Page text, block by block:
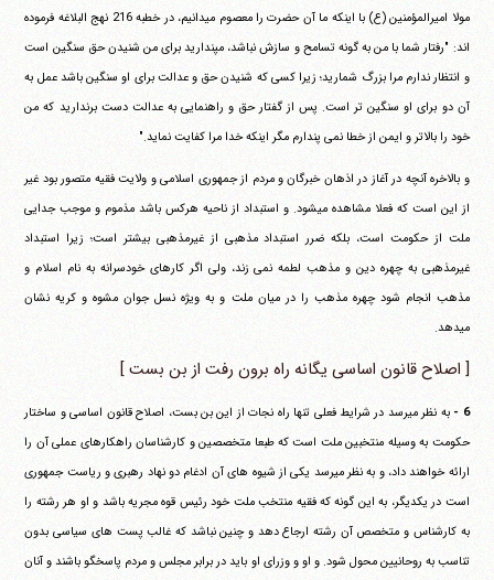
مولا امیرالمؤمنین (ع) با اینکه ما آن حضرت را معصوم می‎دانیم، در خطبه 216 نهج البلاغه فرموده
اند: "رفتار شما با من به گونه تسامح و سازش نباشد، مپندارید برای من شنیدن حق سنگین است
و انتظار ندارم مرا بزرگ شمارید؛ زیرا کسی که شنیدن حق و عدالت برای او سنگین باشد عمل به
آن دو برای او سنگین تر است. پس از گفتار حق و راهنمایی به عدالت دست برندارید که من
خود را بالاتر و ایمن از خطا نمی پندارم مگر اینکه خدا مرا کفایت نماید."
و بالاخره آنچه در آغاز در اذهان خبرگان و مردم از جمهوری اسلامی و ولایت فقیه متصور بود غیر
از این است که فعلا مشاهده می‎شود. و استبداد از ناحیه هرکس باشد مذموم و موجب جدایی
ملت از حکومت است، بلکه ضرر استبداد مذهبی از غیرمذهبی بیشتر است؛ زیرا استبداد
غیرمذهبی به چهره دین و مذهب لطمه نمی زند، ولی اگر کارهای خودسرانه به نام اسلام و
مذهب انجام شود چهره مذهب را در میان ملت و به ویژه نسل جوان مشوه و کریه نشان
می‎دهد.
[ اصلاح قانون اساسی یگانه راه برون رفت از بن بست ]
6 -
به نظر می‎رسد در شرایط فعلی تنها راه نجات از این بن بست، اصلاح قانون اساسی و ساختار
حکومت به وسیله منتخبین ملت است که طبعا متخصصین و کارشناسان راهکارهای عملی آن را
ارائه خواهند داد، و به نظر می‎رسد یکی از شیوه های آن ادغام دو نهاد رهبری و ریاست جمهوری
است در یکدیگر، به این گونه که فقیه منتخب ملت خود رئیس قوه مجریه باشد و او هر رشته را
به کارشناس و متخصص آن رشته ارجاع دهد و چنین نباشد که غالب پست های سیاسی بدون
تناسب به روحانیین محول شود. و او و وزرای او باید در برابر مجلس و مردم پاسخگو باشند و آنان